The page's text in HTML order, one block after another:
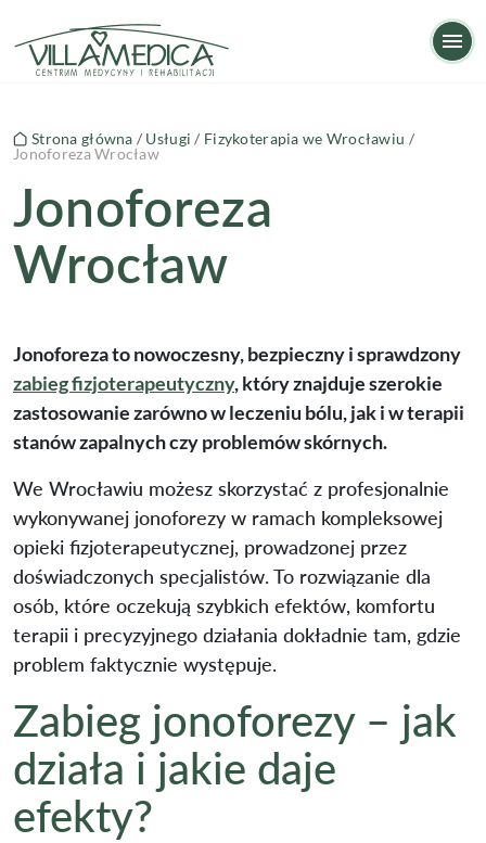
Jonoforeza Wrocław
Strona główna / Usługi / Fizykoterapia we Wrocławiu /
Jonoforeza Wrocław
Jonoforeza
Wrocław
Jonoforeza to nowoczesny, bezpieczny i sprawdzony
zabieg fizjoterapeutyczny, który znajduje szerokie
zastosowanie zarówno w leczeniu bólu, jak i w terapii
stanów zapalnych czy problemów skórnych.
We Wrocławiu możesz skorzystać z profesjonalnie
wykonywanej jonoforezy w ramach kompleksowej
opieki fizjoterapeutycznej, prowadzonej przez
doświadczonych specjalistów. To rozwiązanie dla
osób, które oczekują szybkich efektów, komfortu
terapii i precyzyjnego działania dokładnie tam, gdzie
problem faktycznie występuje.
Zabieg jonoforezy – jak
działa i jakie daje
efekty?